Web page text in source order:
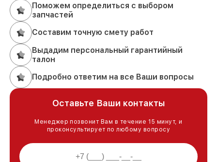
Поможем определиться с выбором
запчастей
Составим точную смету работ
Выдадим персональный гарантийный
талон
Подробно ответим на все Ваши вопросы
Оставьте Ваши контакты
Менеджер позвонит Вам в течение 15 минут, и
проконсультирует по любому вопросу